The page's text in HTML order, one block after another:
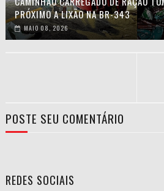
PRÓXIMO A LIXÃO NA BR-343
MAIO 08, 2026
POSTE SEU COMENTÁRIO
REDES SOCIAIS